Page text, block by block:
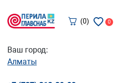
(0) 0
Ваш город:
Алматы